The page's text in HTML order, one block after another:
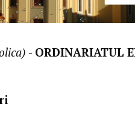
- ORDINARIATUL